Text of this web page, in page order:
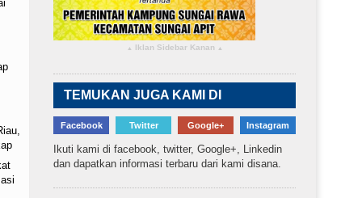
▴ Iklan Sidebar Kanan ▴
TEMUKAN JUGA KAMI DI
Facebook Twitter Google+ Instagram
Ikuti kami di facebook, twitter, Google+, Linkedin
dan dapatkan informasi terbaru dari kami disana.